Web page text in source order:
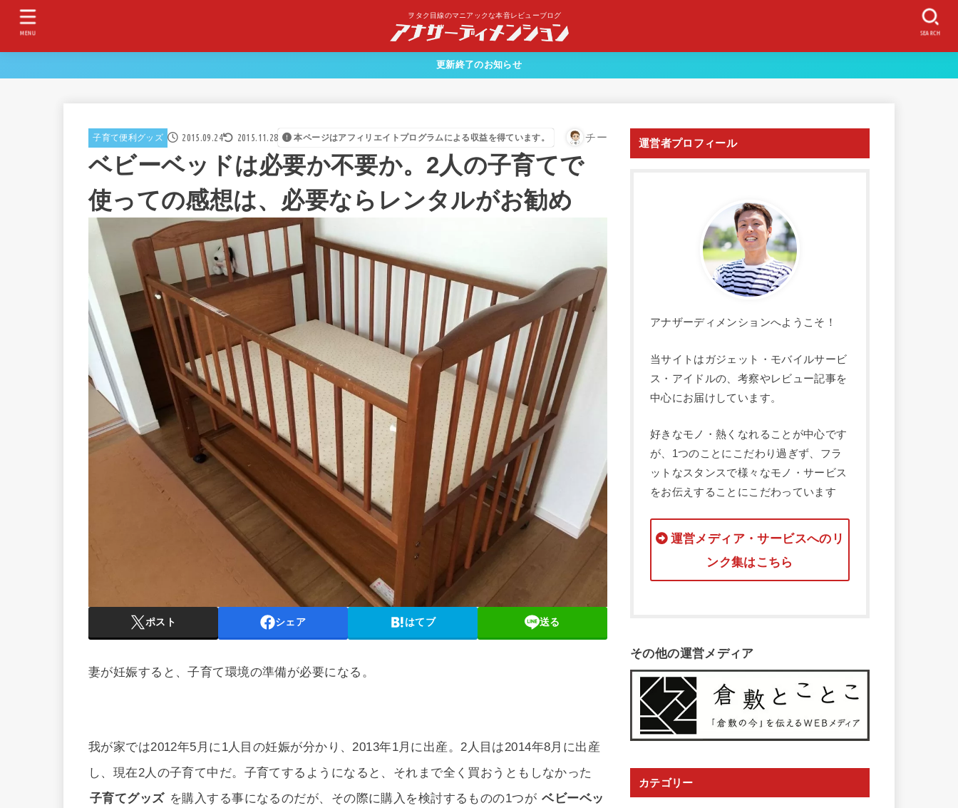
ヲタク目線のマニアックな本音レビューブログ
SEARCH
MENU
更新終了のお知らせ
子育て便利グッズ 2015.09.24 2015.11.28 本ページはアフィリエイトプログラムによる収益を得ています。 チー
ベビーベッドは必要か不要か。2人の子育てで
使っての感想は、必要ならレンタルがお勧め
ポスト シェア はてブ 送る
妻が妊娠すると、子育て環境の準備が必要になる。
我が家では2012年5月に1人目の妊娠が分かり、2013年1月に出産。2人目は2014年8月に出産
し、現在2人の子育て中だ。子育てするようになると、それまで全く買おうともしなかった
子育てグッズ を購入する事になるのだが、その際に購入を検討するものの1つが ベビーベッ
運営者プロフィール
アナザーディメンションへようこそ！
当サイトはガジェット・モバイルサービ
ス・アイドルの、考察やレビュー記事を
中心にお届けしています。
好きなモノ・熱くなれることが中心です
が、1つのことにこだわり過ぎず、フラ
ットなスタンスで様々なモノ・サービス
をお伝えすることにこだわっています
運営メディア・サービスへのリ
ンク集はこちら
その他の運営メディア
カテゴリー